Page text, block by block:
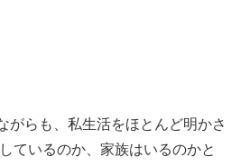
がらも、私生活をほとんど明かさ
ているのか、家族はいるのかと